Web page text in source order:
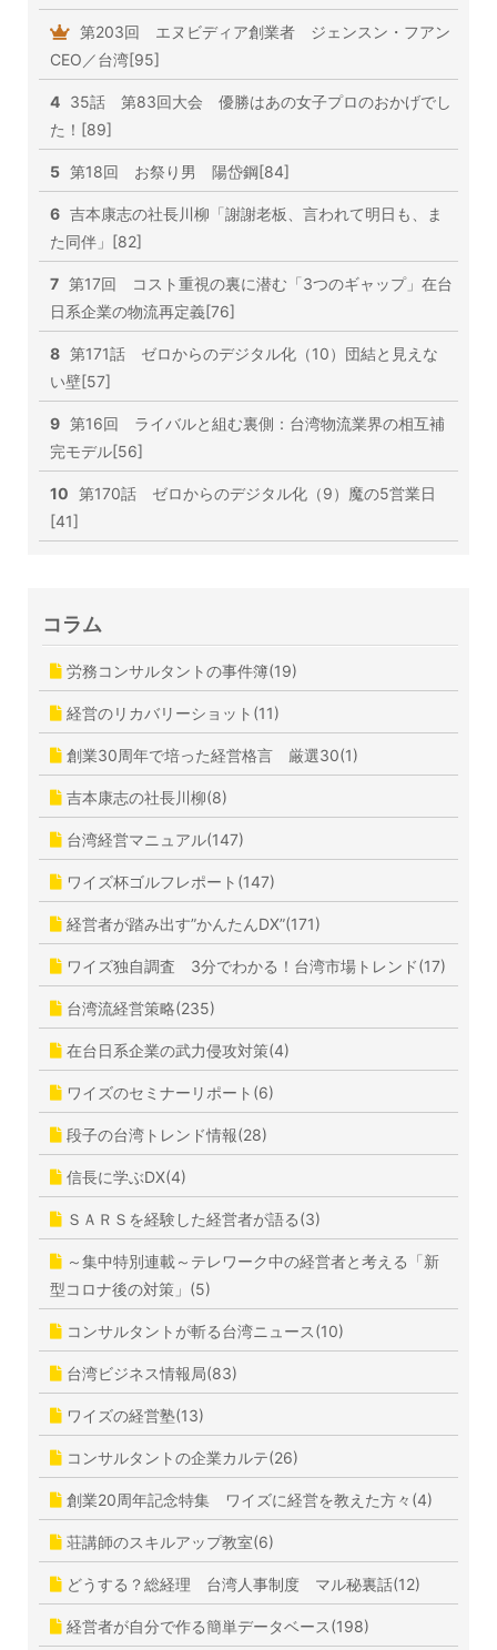
第203回 エヌビディア創業者 ジェンスン・フアン
CEO／台湾[95]
4 35話 第83回大会 優勝はあの女子プロのおかげでし
た！[89]
5 第18回 お祭り男 陽岱鋼[84]
6 吉本康志の社長川柳「謝謝老板、言われて明日も、ま
た同伴」[82]
7 第17回 コスト重視の裏に潜む「3つのギャップ」在台
日系企業の物流再定義[76]
8 第171話 ゼロからのデジタル化（10）団結と見えな
い壁[57]
9 第16回 ライバルと組む裏側：台湾物流業界の相互補
完モデル[56]
10 第170話 ゼロからのデジタル化（9）魔の5営業日
[41]
コラム
労務コンサルタントの事件簿(19)
経営のリカバリーショット(11)
創業30周年で培った経営格言 厳選30(1)
吉本康志の社長川柳(8)
台湾経営マニュアル(147)
ワイズ杯ゴルフレポート(147)
経営者が踏み出す”かんたんDX”(171)
ワイズ独自調査 3分でわかる！台湾市場トレンド(17)
台湾流経営策略(235)
在台日系企業の武力侵攻対策(4)
ワイズのセミナーリポート(6)
段子の台湾トレンド情報(28)
信長に学ぶDX(4)
ＳＡＲＳを経験した経営者が語る(3)
～集中特別連載～テレワーク中の経営者と考える「新
型コロナ後の対策」(5)
コンサルタントが斬る台湾ニュース(10)
台湾ビジネス情報局(83)
ワイズの経営塾(13)
コンサルタントの企業カルテ(26)
創業20周年記念特集 ワイズに経営を教えた方々(4)
荘講師のスキルアップ教室(6)
どうする？総経理 台湾人事制度 マル秘裏話(12)
経営者が自分で作る簡単データベース(198)